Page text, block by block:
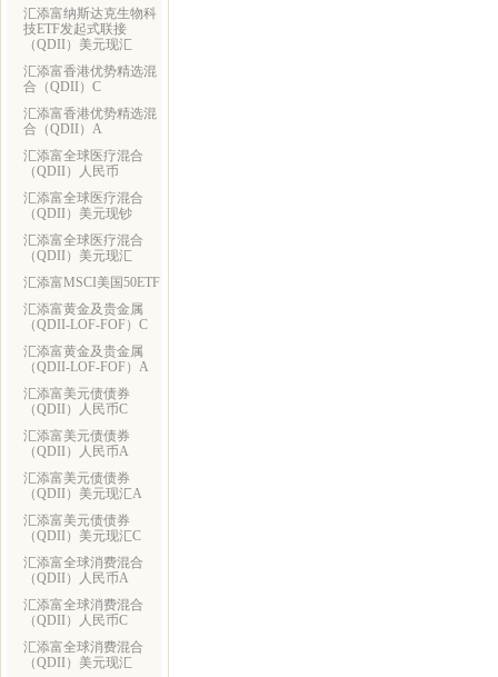
汇添富纳斯达克生物科
技ETF发起式联接
（QDII）美元现汇
汇添富香港优势精选混
合（QDII）C
汇添富香港优势精选混
合（QDII）A
汇添富全球医疗混合
（QDII）人民币
汇添富全球医疗混合
（QDII）美元现钞
汇添富全球医疗混合
（QDII）美元现汇
汇添富MSCI美国50ETF
汇添富黄金及贵金属
（QDII-LOF-FOF）C
汇添富黄金及贵金属
（QDII-LOF-FOF）A
汇添富美元债债券
（QDII）人民币C
汇添富美元债债券
（QDII）人民币A
汇添富美元债债券
（QDII）美元现汇A
汇添富美元债债券
（QDII）美元现汇C
汇添富全球消费混合
（QDII）人民币A
汇添富全球消费混合
（QDII）人民币C
汇添富全球消费混合
（QDII）美元现汇